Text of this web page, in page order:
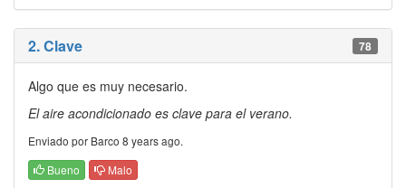
2. Clave 78
Algo que es muy necesario.
El aire acondicionado es clave para el verano.
Enviado por Barco 8 years ago.
Bueno
Malo